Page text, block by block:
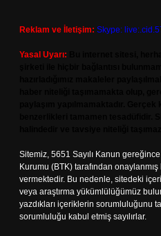
Reklam ve İletişim: Skype:
Yasal Uyarı:
Sitemiz, 5651 Sayılı Kanun
Kurumu (BTK) tarafından
vermektedir. Bu nedenle, sitedeki
veya araştırma yükümlülüğümüz
yazdıkları içeriklerin sorumluluğunu
sorumluluğu kabul etmiş sayılırlar.